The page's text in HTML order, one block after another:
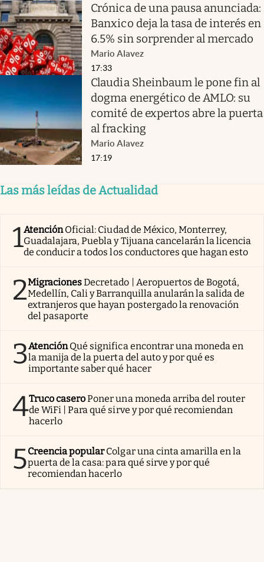
Crónica de una pausa anunciada:
Banxico deja la tasa de interés en
6.5% sin sorprender al mercado
Mario Alavez
17:33
Claudia Sheinbaum le pone fin al
dogma energético de AMLO: su
comité de expertos abre la puerta
al fracking
Mario Alavez
17:19
Las más leídas de Actualidad
1AtenciónOficial: Ciudad de México, Monterrey,
Guadalajara, Puebla y Tijuana cancelarán la licencia
de conducir a todos los conductores que hagan esto
2MigracionesDecretado | Aeropuertos de Bogotá,
Medellín, Cali y Barranquilla anularán la salida de
extranjeros que hayan postergado la renovación
del pasaporte
3AtenciónQué significa encontrar una moneda en
la manija de la puerta del auto y por qué es
importante saber qué hacer
4Truco caseroPoner una moneda arriba del router
de WiFi | Para qué sirve y por qué recomiendan
hacerlo
5Creencia popularColgar una cinta amarilla en la
puerta de la casa: para qué sirve y por qué
recomiendan hacerlo